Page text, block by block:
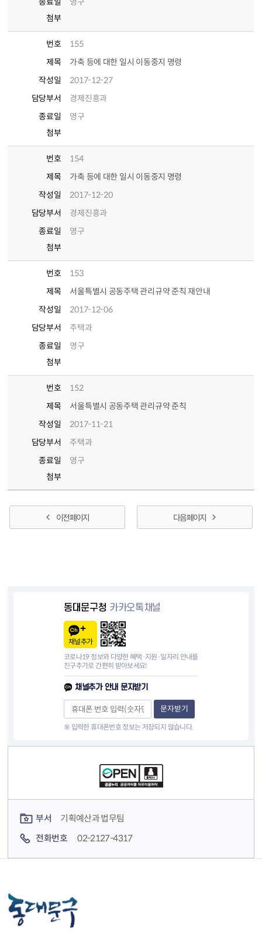
첨부
번호
155
제목
가축 등에 대한 일시 이동중지 명령
작성일
2017-12-27
담당부서
경제진흥과
종료일
영구
첨부
번호
154
제목
가축 등에 대한 일시 이동중지 명령
작성일
2017-12-20
담당부서
경제진흥과
종료일
영구
첨부
번호
153
제목
서울특별시 공동주택 관리규약 준칙 재안내
작성일
2017-12-06
담당부서
주택과
종료일
영구
첨부
번호
152
제목
서울특별시 공동주택 관리규약 준칙
작성일
2017-11-21
담당부서
주택과
종료일
영구
첨부
이전 페이지 다음 페이지
동대문구청 카카오톡채널
채널추가
코로나19 정보와 다양한 혜택·지원·일자리 안내를
친구추가로 간편히 받아보세요!
채널추가 안내 문자받기
문자받기
※ 입력한 휴대폰번호 정보는 저장되지 않습니다.
부서
기획예산과 법무팀
전화번호
02-2127-4317